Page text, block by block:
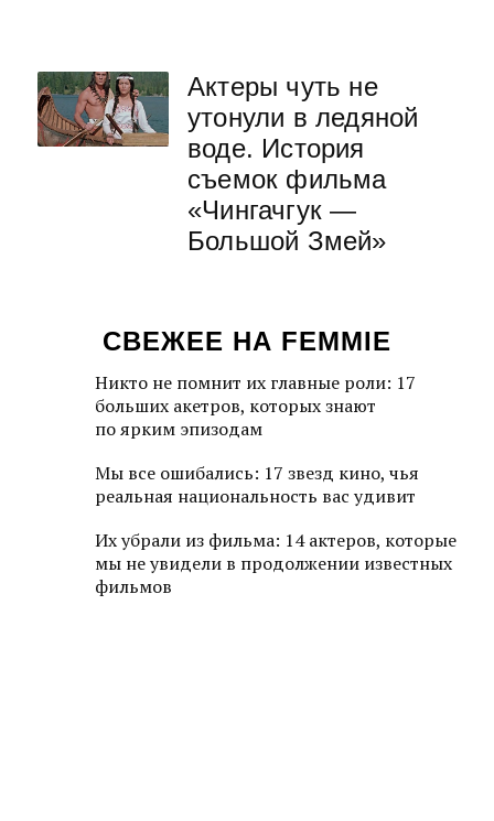
Актеры чуть не
утонули в ледяной
воде. История
съемок фильма
«Чингачгук —
Большой Змей»
СВЕЖЕЕ НА FEMMIE
Никто не помнит их главные роли: 17
больших акетров, которых знают
по ярким эпизодам
Мы все ошибались: 17 звезд кино, чья
реальная национальность вас удивит
Их убрали из фильма: 14 актеров, которые
мы не увидели в продолжении известных
фильмов